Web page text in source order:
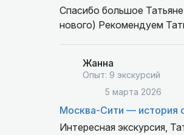
Спасибо большое
нового) Рекомендуем
Жанна
Опыт: 9 экскурсий
5 марта 2026
Москва-Сити — история
Интересная экскурсия,